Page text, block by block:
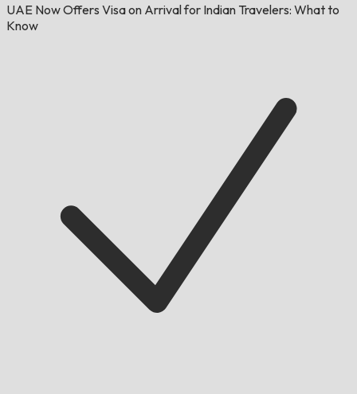
UAE Now Offers Visa on Arrival for Indian Travelers: What to
Know